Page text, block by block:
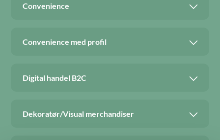
Convenience
Convenience med profil
Digital handel B2C
Dekoratør/Visual merchandiser